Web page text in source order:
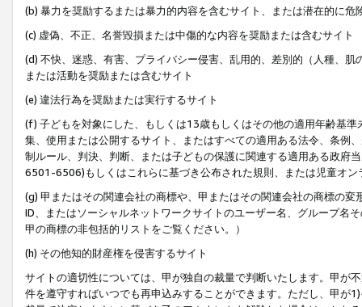
(b) 暴力を奨励するまたは暴力的内容を含むサイト、または潜在的に
(c) 虚偽、不正、名誉毀損または中傷的な内容を奨励または含むサイト
(d) 不快、迷惑、有害、プライバシー侵害、乱用的、差別的（人種、
または活動を奨励または含むサイト
(e) 違法行為を奨励または実行するサイト
(f) 子どもを対象にした、もしくは13歳もしくはその他の適用年齢基
集、使用または公開するサイト、またはすべての適用ある法令、条例
制ルール、判決、判断、または子どもの保護に関連する適用ある政府
6501-6506)もしくはこれらに基づき公布された規則、または児童オン
(g) 甲またはその関連会社の商標や、甲またはその関連会社の商標の
ID、またはソーシャルネットワークサイトのユーザー名、グループ名
甲の商標の非包括的リストをご覧ください。）
(h) その他知的財産権を侵害するサイト
サイトの適切性については、甲が独自の裁量で判断いたします。甲が
件を遵守すればいつでも再申込みすることができます。ただし、甲が